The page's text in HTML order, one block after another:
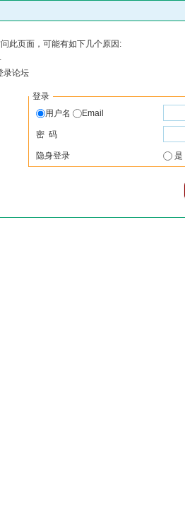
此页面，可能有如下几个原因:
录论坛
登录
用户名
Email
密 码
隐身登录